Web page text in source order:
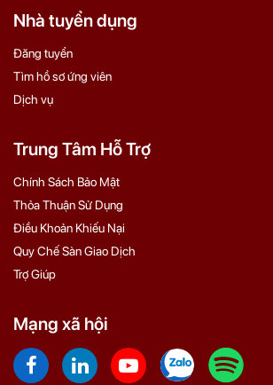
Nhà tuyển dụng
Đăng tuyển
Tìm hồ sơ ứng viên
Dịch vụ
Trung Tâm Hỗ Trợ
Chính Sách Bảo Mật
Thỏa Thuận Sử Dụng
Điều Khoản Khiếu Nại
Quy Chế Sàn Giao Dịch
Trợ Giúp
Mạng xã hội